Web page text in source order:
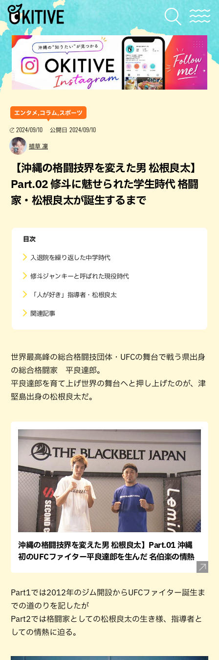
エンタメ,コラム,スポーツ
2024/09/10 公開日 2024/09/10
植草 凜
【沖縄の格闘技界を変えた男 松根良太】
Part.02 修斗に魅せられた学生時代 格闘
家・松根良太が誕生するまで
目次
入退院を繰り返した中学時代
修斗ジャンキーと呼ばれた現役時代
「人が好き」指導者・松根良太
関連記事
世界最高峰の総合格闘技団体・UFCの舞台で戦う県出身
の総合格闘家 平良達郎。
平良達郎を育て上げ世界の舞台へと押し上げたのが、津
堅島出身の松根良太だ。
沖縄の格闘技界を変えた男 松根良太】Part.01 沖縄
初のUFCファイター平良達郎を生んだ 名伯楽の情熱
Part1では2012年のジム開設からUFCファイター誕生ま
での道のりを記したが
Part2では格闘家としての松根良太の生き様、指導者と
しての情熱に迫る。